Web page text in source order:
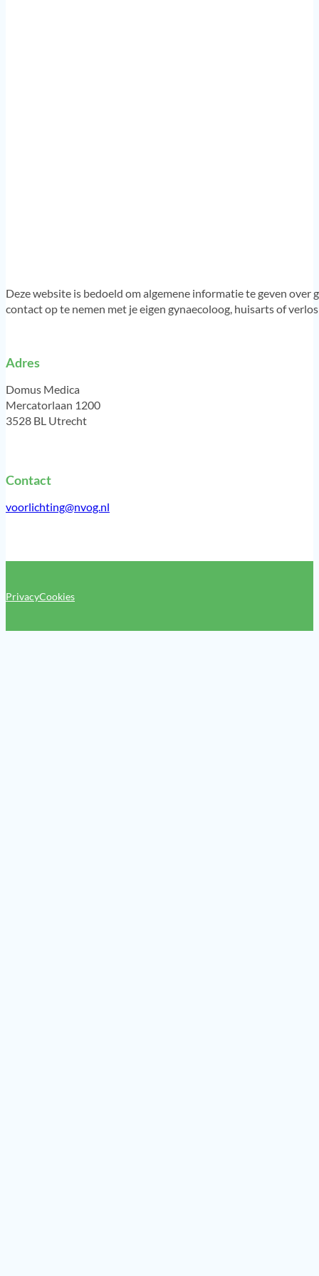
Deze website is bedoeld om algemene informatie te geven
contact op te nemen met je eigen gynaecoloog, huisarts of
Adres
Domus Medica
Mercatorlaan 1200
3528 BL Utrecht
Contact
voorlichting@nvog.nl
PrivacyCookies